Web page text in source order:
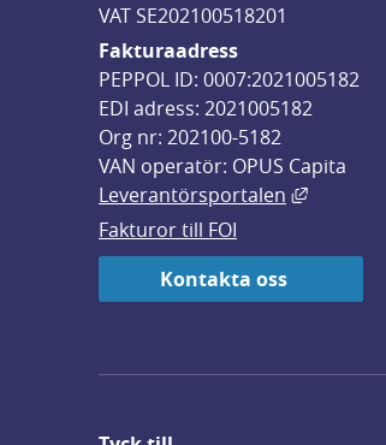
VAT SE202100518201
Fakturaadress
PEPPOL ID: 0007:2021005182
EDI adress: 2021005182
Org nr: 202100-5182
VAN operatör: OPUS Capita
Leverantörsportalen
Länk till
Fakturor till FOI
Kontakta oss